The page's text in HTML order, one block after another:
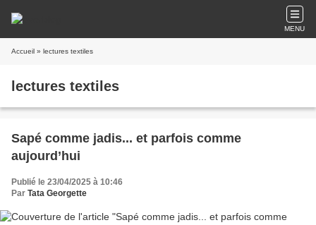
MENU
Accueil » lectures textiles
lectures textiles
Sapé comme jadis... et parfois comme
aujourd’hui
Publié le 23/04/2025 à 10:46
Par Tata Georgette